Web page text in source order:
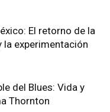
El retorno de la
la experimentación
del Blues: Vida y
Thornton